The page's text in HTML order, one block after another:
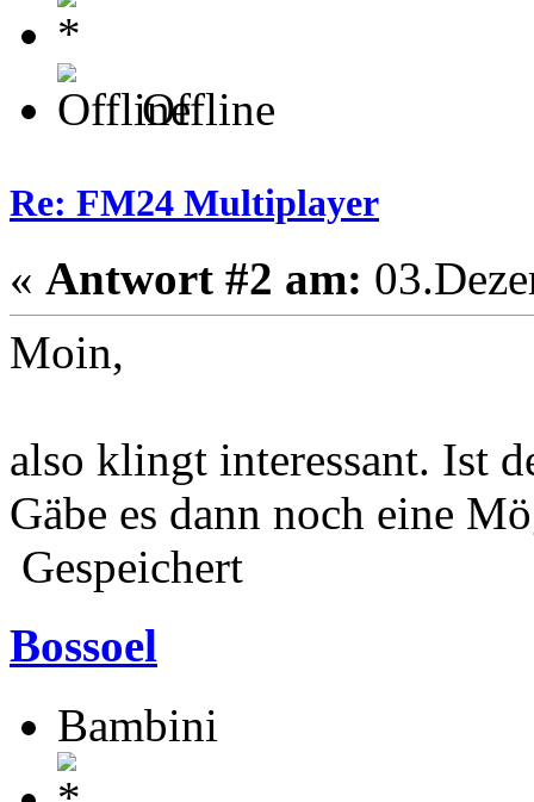
Offline
Re: FM24 Multiplayer
« Antwort #2 am:
Moin,
also klingt interessant. Ist
Gäbe es dann noch eine
Gespeichert
Bossoel
Bambini